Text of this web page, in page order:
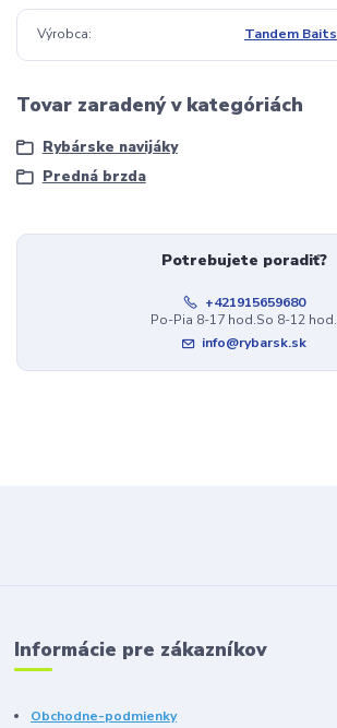
Výrobca Tandem Baits
Tovar zaradený v kategóriách
Rybárske navijáky
Predná brzda
Potrebujete poradiť?
+421915659680
Po-Pia 8-17 hod.So 8-12 hod.
info@rybarsk.sk
Informácie pre zákazníkov
Obchodne-podmienky